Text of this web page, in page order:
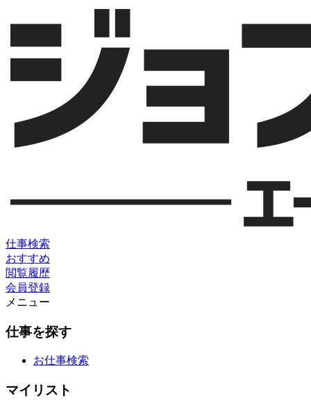
仕事検索
おすすめ
閲覧履歴
会員登録
メニュー
仕事を探す
お仕事検索
マイリスト